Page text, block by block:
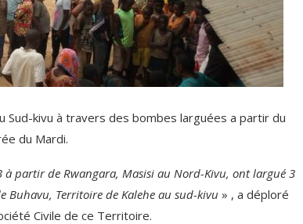
kivu à travers des bombes larguées a partir du
du Mardi.
partir de Rwangara, Masisi au Nord-Kivu, ont largué 3
Territoire de Kalehe au sud-kivu » , a déploré
Civile de ce Territoire.